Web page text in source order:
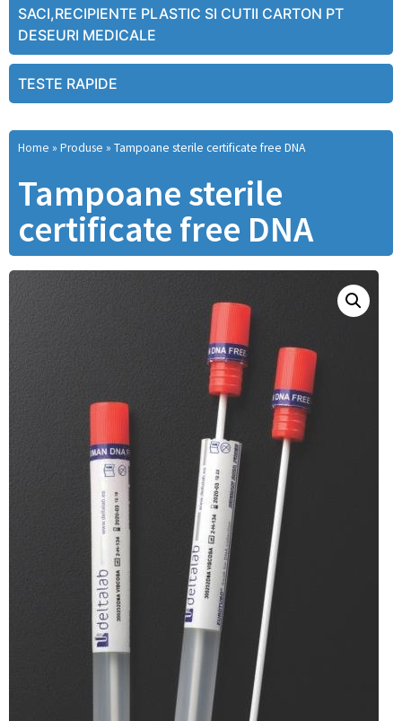
SACI,RECIPIENTE PLASTIC SI CUTII CARTON PT
DESEURI MEDICALE
TESTE RAPIDE
Home » Produse » Tampoane sterile certificate free DNA
Tampoane sterile
certificate free DNA